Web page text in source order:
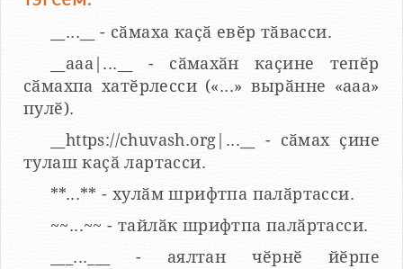
__...__ - сӑмаха каҫӑ евӗр тӑвасси.
__aaa|...__ - сӑмахӑн каҫине тепӗр
сӑмахпа хатӗрлесси («...» вырӑнне «ааа»
пулӗ).
__https://chuvash.org|...__ - сӑмах ҫине
тулаш каҫӑ лартасси.
**...** - хулӑм шрифтпа палӑртасси.
~~...~~ - тайлӑк шрифтпа палӑртасси.
___...___ - аялтан чӗрнӗ йӗрпе